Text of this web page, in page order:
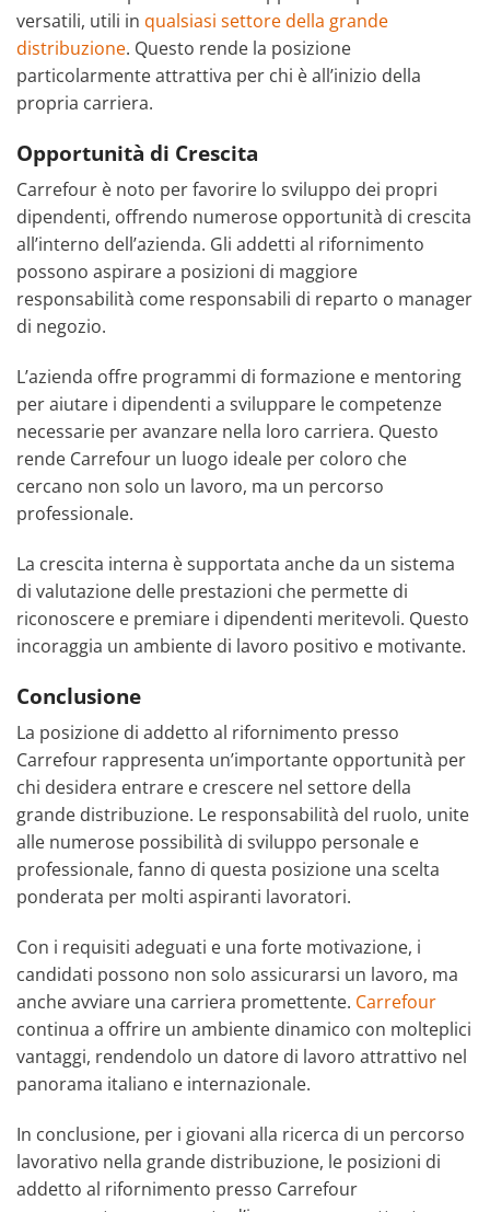
versatili, utili in qualsiasi settore della grande
distribuzione. Questo rende la posizione
particolarmente attrattiva per chi è all’inizio della
propria carriera.
Opportunità di Crescita
Carrefour è noto per favorire lo sviluppo dei propri
dipendenti, offrendo numerose opportunità di crescita
all’interno dell’azienda. Gli addetti al rifornimento
possono aspirare a posizioni di maggiore
responsabilità come responsabili di reparto o manager
di negozio.
L’azienda offre programmi di formazione e mentoring
per aiutare i dipendenti a sviluppare le competenze
necessarie per avanzare nella loro carriera. Questo
rende Carrefour un luogo ideale per coloro che
cercano non solo un lavoro, ma un percorso
professionale.
La crescita interna è supportata anche da un sistema
di valutazione delle prestazioni che permette di
riconoscere e premiare i dipendenti meritevoli. Questo
incoraggia un ambiente di lavoro positivo e motivante.
Conclusione
La posizione di addetto al rifornimento presso
Carrefour rappresenta un’importante opportunità per
chi desidera entrare e crescere nel settore della
grande distribuzione. Le responsabilità del ruolo, unite
alle numerose possibilità di sviluppo personale e
professionale, fanno di questa posizione una scelta
ponderata per molti aspiranti lavoratori.
Con i requisiti adeguati e una forte motivazione, i
candidati possono non solo assicurarsi un lavoro, ma
anche avviare una carriera promettente. Carrefour
continua a offrire un ambiente dinamico con molteplici
vantaggi, rendendolo un datore di lavoro attrattivo nel
panorama italiano e internazionale.
In conclusione, per i giovani alla ricerca di un percorso
lavorativo nella grande distribuzione, le posizioni di
addetto al rifornimento presso Carrefour